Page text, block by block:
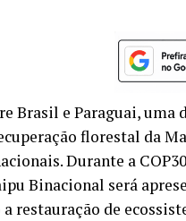
Brasil e Paraguai, uma
florestal da
Durante a
Binacional será
restauração de